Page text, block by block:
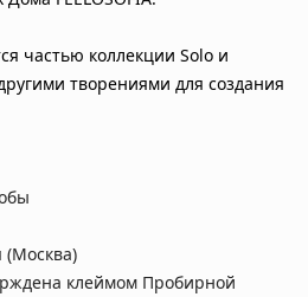
частью коллекции Solo и
творениями для создания
(Москва)
клеймом Пробирной